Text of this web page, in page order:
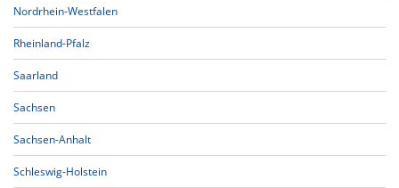
Nordrhein-Westfalen
Rheinland-Pfalz
Saarland
Sachsen
Sachsen-Anhalt
Schleswig-Holstein